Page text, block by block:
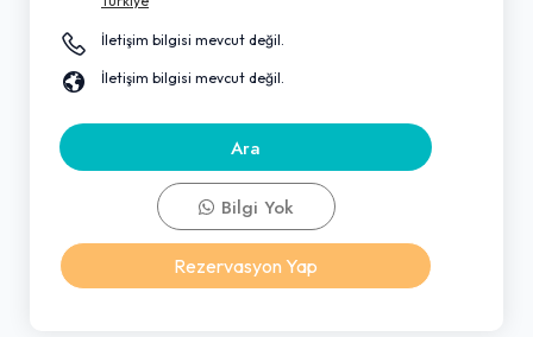
İletişim bilgisi mevcut değil.
İletişim bilgisi mevcut değil.
Ara
Bilgi Yok
Rezervasyon Yap